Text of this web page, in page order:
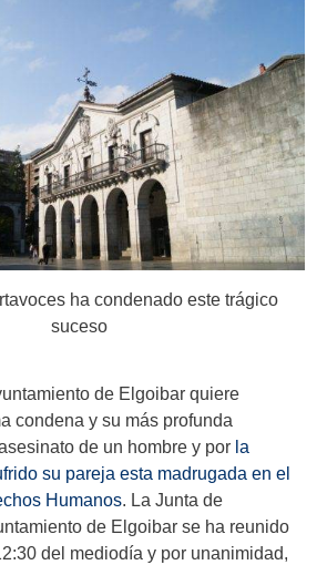
ha condenado este trágico
suceso
de Elgoibar quiere
condena y su más profunda
de un hombre y por la
su pareja esta madrugada en el
Humanos. La Junta de
de Elgoibar se ha reunido
del mediodía y por unanimidad,